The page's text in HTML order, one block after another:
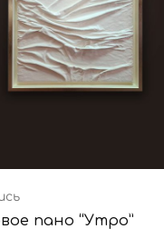
пано “Утро”